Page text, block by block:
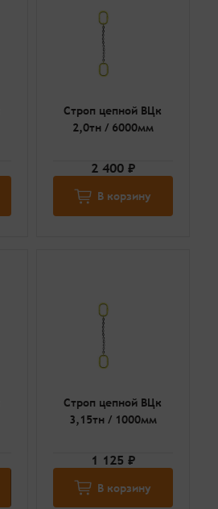
Строп цепной ВЦк
2,0тн / 6000мм
2 400 ₽
В корзину
Строп цепной ВЦк
3,15тн / 1000мм
1 125 ₽
В корзину